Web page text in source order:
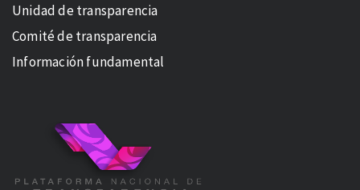
Unidad de transparencia
Comité de transparencia
Información fundamental